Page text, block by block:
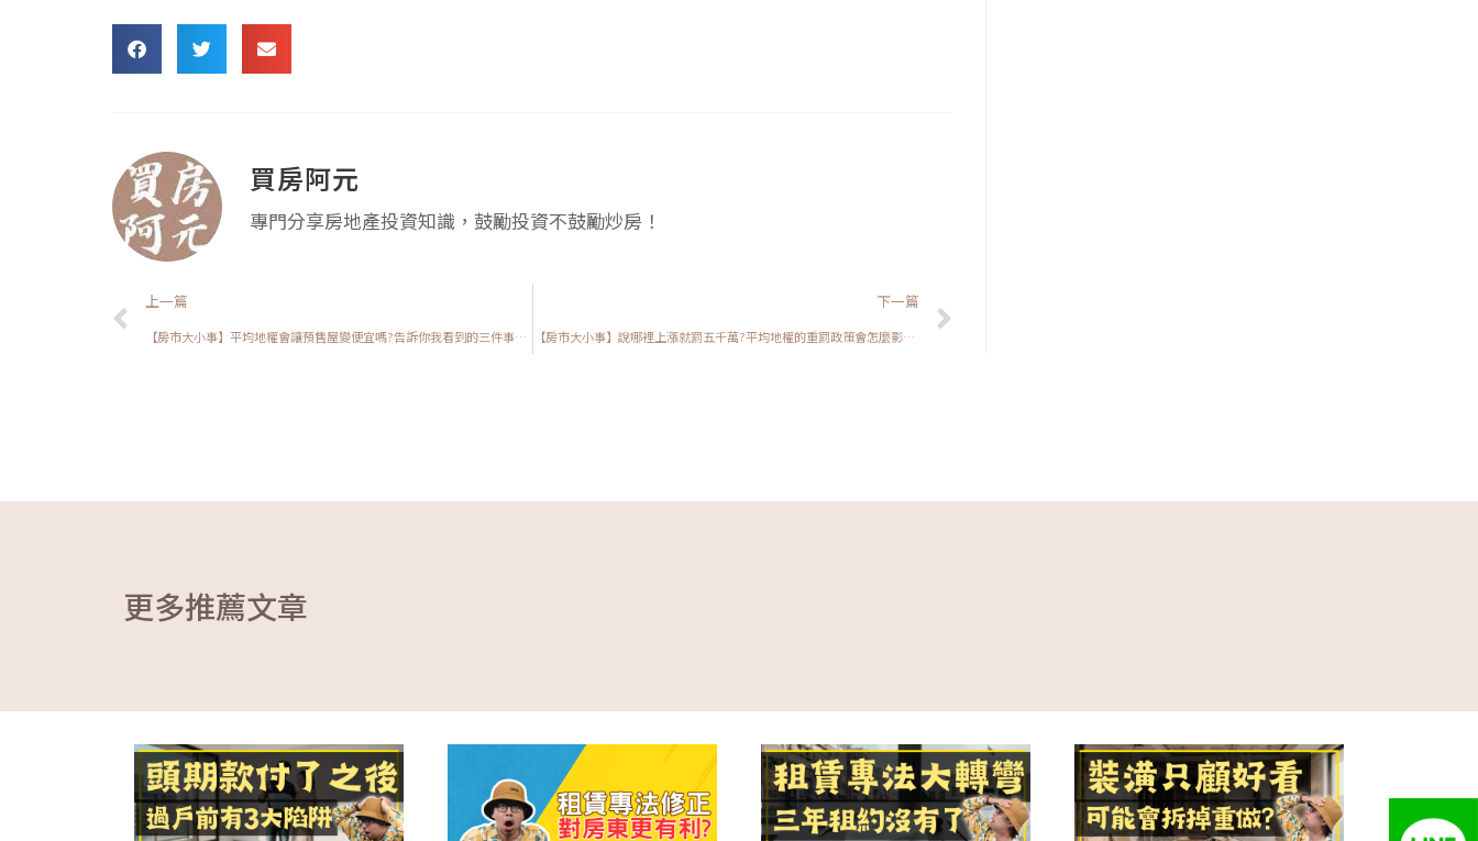
買房阿元
專門分享房地產投資知識，鼓勵投資不鼓勵炒房！
上一頁
上一篇
【房市大小事】平均地權會讓預售屋變便宜嗎?告訴你我看到的三件事情，讓你判斷該不該下手
下一篇
【房市大小事】說哪裡上漲就罰五千萬?平均地權的重罰政策會怎麼影響房市?2個重點讓你看懂條例不被罰
更多推薦文章